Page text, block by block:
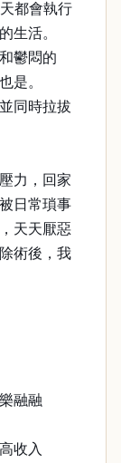
都會執行
生活。
鬱悶的
是。
同時拉拔
力，回家
日常瑣事
天天厭惡
術後，我
融融
收入